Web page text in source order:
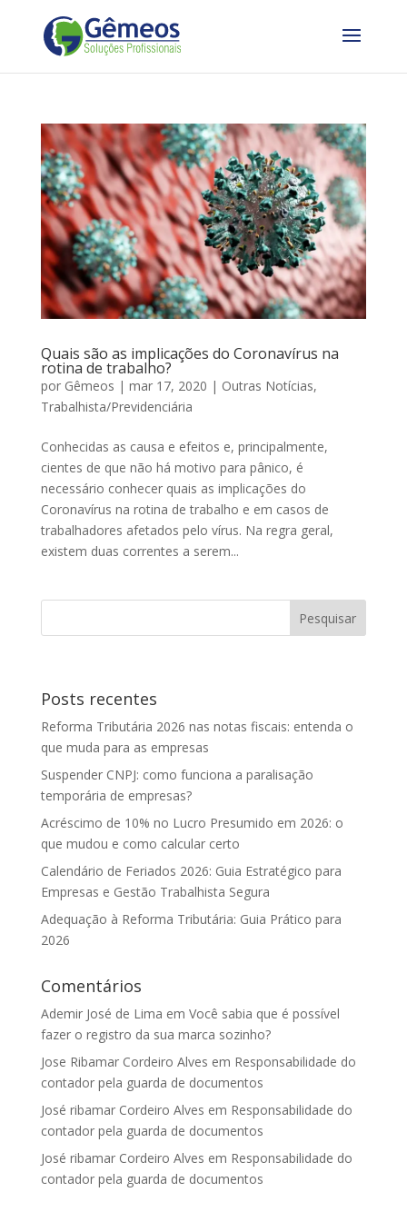
Quais são as implicações do Coronavírus na
rotina de trabalho?
por Gêmeos | mar 17, 2020 | Outras Notícias,
Trabalhista/Previdenciária
Conhecidas as causa e efeitos e, principalmente,
cientes de que não há motivo para pânico, é
necessário conhecer quais as implicações do
Coronavírus na rotina de trabalho e em casos de
trabalhadores afetados pelo vírus. Na regra geral,
existem duas correntes a serem...
Posts recentes
Reforma Tributária 2026 nas notas fiscais: entenda o
que muda para as empresas
Suspender CNPJ: como funciona a paralisação
temporária de empresas?
Acréscimo de 10% no Lucro Presumido em 2026: o
que mudou e como calcular certo
Calendário de Feriados 2026: Guia Estratégico para
Empresas e Gestão Trabalhista Segura
Adequação à Reforma Tributária: Guia Prático para
2026
Comentários
Ademir José de Lima em Você sabia que é possível
fazer o registro da sua marca sozinho?
Jose Ribamar Cordeiro Alves em Responsabilidade do
contador pela guarda de documentos
José ribamar Cordeiro Alves em Responsabilidade do
contador pela guarda de documentos
José ribamar Cordeiro Alves em Responsabilidade do
contador pela guarda de documentos